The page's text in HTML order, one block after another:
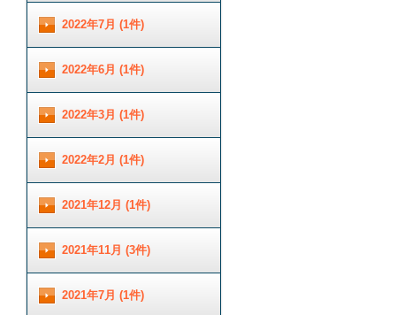
2022年7月 (1件)
2022年6月 (1件)
2022年3月 (1件)
2022年2月 (1件)
2021年12月 (1件)
2021年11月 (3件)
2021年7月 (1件)